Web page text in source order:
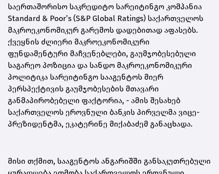
საერთაშორისო საკრედიტო სარეიტინგო კომპანია
Standard & Poor’s (S&P Global Ratings) საქართველოს
მაკროეკონომიკურ გარემოს დადებითად აფასებს.
ქვეყნის ძლიერი მაკროეკონომიკური
ფუნდამენტური მაჩვენებლები, გაუმჯობესებული
საგარეო პოზიცია და სანდო მაკროეკონომიკური
პოლიტიკა სარეიტინგო სააგენტოს მიერ
პერსპექტივის გაუმჯობესების მთავარი
განმაპირობებელი ფაქტორია, - ამის შესახებ
საქართველოს ეროვნული ბანკის პირველმა ვიცე-
პრეზიდენტმა, ეკატერინე მიქაბაძემ განაცხადა.
მისი თქმით, სააგენტოს ანგარიშში განსაკუთრებული